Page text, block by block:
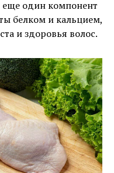
еще один компонент
белком и кальцием,
и здоровья волос.